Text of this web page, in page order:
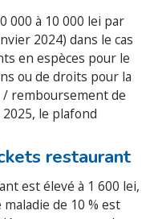
000 à 10 000 lei par
2024) dans le cas
en espèces pour le
ou de droits pour la
remboursement de
le plafond
restaurant
est élevé à 1 600 lei,
de 10 % est